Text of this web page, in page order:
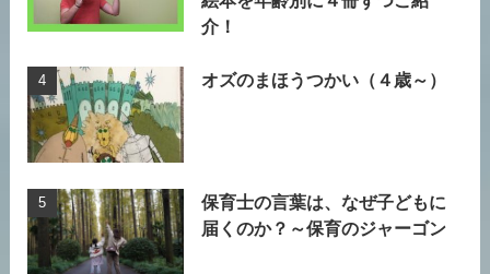
介！
オズのまほうつかい（４歳～）
保育士の言葉は、なぜ子どもに
届くのか？～保育のジャーゴン